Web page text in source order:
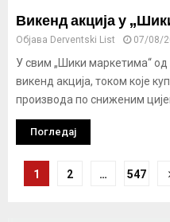
Викенд акција у
Објава Derventski List 07/08/
У свим „Шики маркетима“ од
викенд акција, током које
производа по сниженим
Погледај
Кретање
1 2 … 547